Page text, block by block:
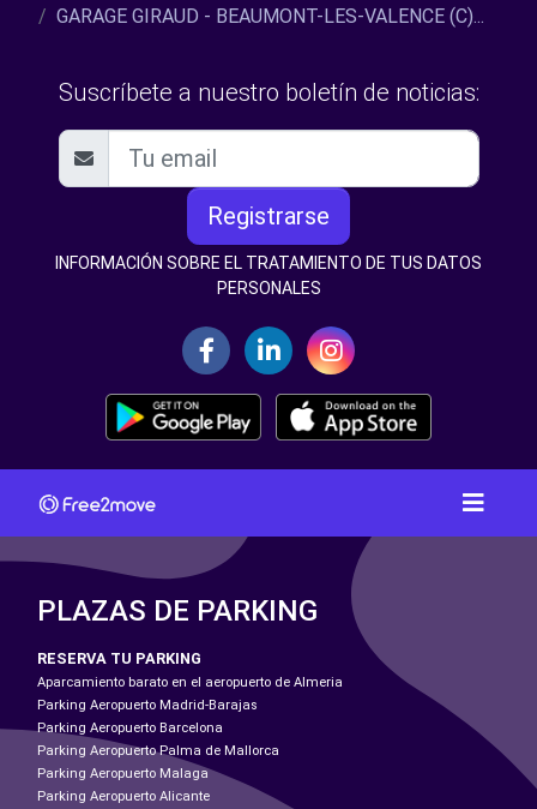
GARAGE GIRAUD - BEAUMONT-LES-VALENCE (C)...
Suscríbete a nuestro boletín de noticias:
Registrarse
INFORMACIÓN SOBRE EL TRATAMIENTO DE TUS DATOS
PERSONALES
PLAZAS DE PARKING
RESERVA TU PARKING
Aparcamiento barato en el aeropuerto de Almeria
Parking Aeropuerto Madrid-Barajas
Parking Aeropuerto Barcelona
Parking Aeropuerto Palma de Mallorca
Parking Aeropuerto Malaga
Parking Aeropuerto Alicante